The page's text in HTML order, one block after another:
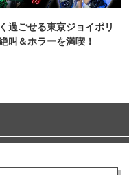
過ごせる東京ジョイポリ
叫＆ホラーを満喫！